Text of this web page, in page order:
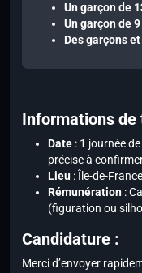
Un garçon de
Un garçon de
Des garçons
Informations de
Date : 1 journée
précise à
Lieu : Île-de-France
Rémunération :
(figuration ou
Candidature :
Merci d’envoyer